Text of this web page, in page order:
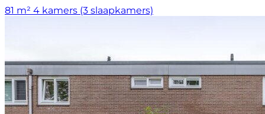
81 m² 4 kamers (3 slaapkamers)